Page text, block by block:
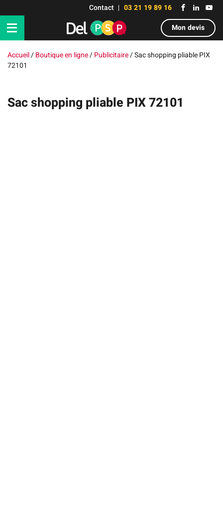
Contact
03 21 19 89 16
Mon devis
Accueil/Boutique en ligne/Publicitaire/Sac shopping pliable PIX
72101
Sac shopping pliable PIX 72101